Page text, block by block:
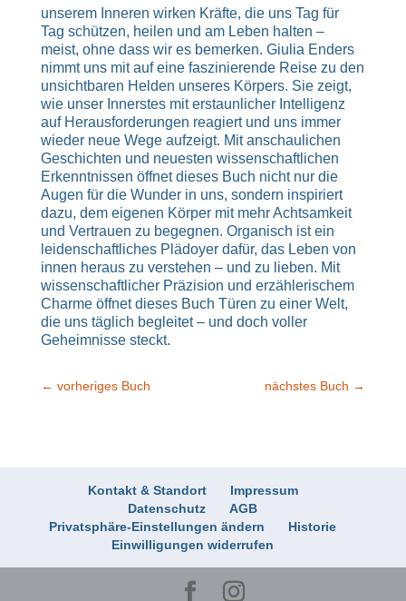
unserem Inneren wirken Kräfte, die uns Tag für
Tag schützen, heilen und am Leben halten –
meist, ohne dass wir es bemerken. Giulia Enders
nimmt uns mit auf eine faszinierende Reise zu den
unsichtbaren Helden unseres Körpers. Sie zeigt,
wie unser Innerstes mit erstaunlicher Intelligenz
auf Herausforderungen reagiert und uns immer
wieder neue Wege aufzeigt. Mit anschaulichen
Geschichten und neuesten wissenschaftlichen
Erkenntnissen öffnet dieses Buch nicht nur die
Augen für die Wunder in uns, sondern inspiriert
dazu, dem eigenen Körper mit mehr Achtsamkeit
und Vertrauen zu begegnen. Organisch ist ein
leidenschaftliches Plädoyer dafür, das Leben von
innen heraus zu verstehen – und zu lieben. Mit
wissenschaftlicher Präzision und erzählerischem
Charme öffnet dieses Buch Türen zu einer Welt,
die uns täglich begleitet – und doch voller
Geheimnisse steckt.
← vorheriges Buch nächstes Buch →
Kontakt & Standort
Impressum
Datenschutz
AGB
Privatsphäre-Einstellungen ändern
Historie
Einwilligungen widerrufen